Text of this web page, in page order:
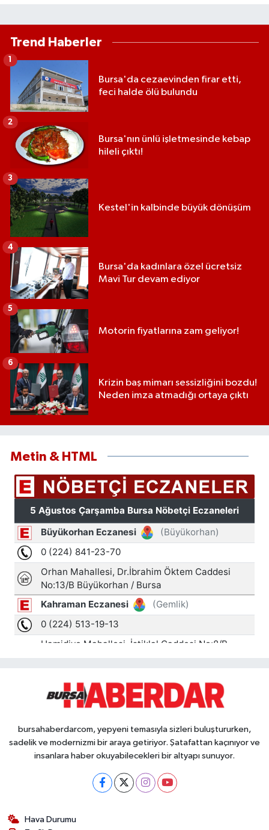
Trend Haberler
Bursa'da cezaevinden firar etti,
feci halde ölü bulundu
1
Bursa'nın ünlü işletmesinde kebap
hileli çıktı!
2
Kestel'in kalbinde büyük dönüşüm
3
Bursa'da kadınlara özel ücretsiz
Mavi Tur devam ediyor
4
Motorin fiyatlarına zam geliyor!
5
Krizin baş mimarı sessizliğini bozdu!
Neden imza atmadığı ortaya çıktı
6
Metin & HTML
bursahaberdarcom, yepyeni temasıyla sizleri buluştururken,
sadelik ve modernizmi bir araya getiriyor. Şatafattan kaçınıyor ve
insanlara haber okuyabilecekleri bir altyapı sunuyor.
Hava Durumu